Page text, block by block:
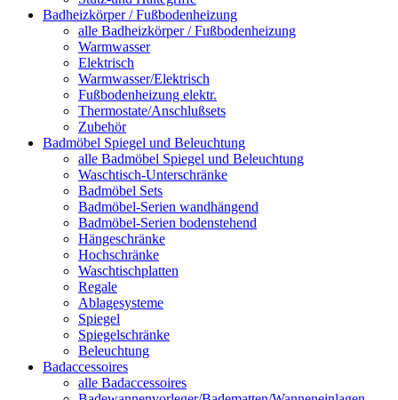
Badheizkörper / Fußbodenheizung
alle Badheizkörper / Fußbodenheizung
Warmwasser
Elektrisch
Warmwasser/Elektrisch
Fußbodenheizung elektr.
Thermostate/Anschlußsets
Zubehör
Badmöbel Spiegel und Beleuchtung
alle Badmöbel Spiegel und Beleuchtung
Waschtisch-Unterschränke
Badmöbel Sets
Badmöbel-Serien wandhängend
Badmöbel-Serien bodenstehend
Hängeschränke
Hochschränke
Waschtischplatten
Regale
Ablagesysteme
Spiegel
Spiegelschränke
Beleuchtung
Badaccessoires
alle Badaccessoires